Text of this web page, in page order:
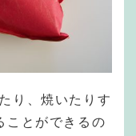
り、焼いたりす
ことができるの